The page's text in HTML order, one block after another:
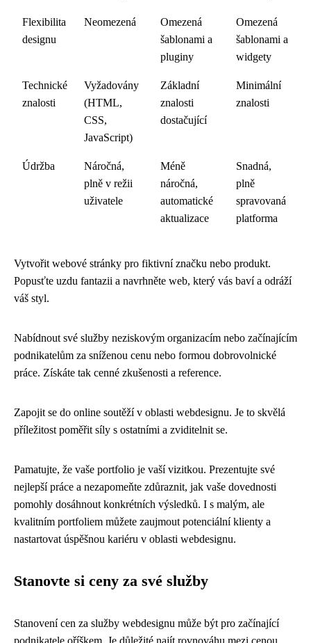
Flexibilita
designu
Neomezená
Omezená
šablonami a
pluginy
Omezená
šablonami a
widgety
Technické
znalosti
Vyžadovány
(HTML,
CSS,
JavaScript)
Základní
znalosti
dostačující
Minimální
znalosti
Údržba
Náročná,
plně v režii
uživatele
Méně
náročná,
automatické
aktualizace
Snadná,
plně
spravovaná
platforma
Vytvořit webové stránky pro fiktivní značku nebo produkt.
Popusťte uzdu fantazii a navrhněte web, který vás baví a odráží
váš styl.
Nabídnout své služby neziskovým organizacím nebo začínajícím
podnikatelům za sníženou cenu nebo formou dobrovolnické
práce. Získáte tak cenné zkušenosti a reference.
Zapojit se do online soutěží v oblasti webdesignu. Je to skvělá
příležitost poměřit síly s ostatními a zviditelnit se.
Pamatujte, že vaše portfolio je vaší vizitkou. Prezentujte své
nejlepší práce a nezapomeňte zdůraznit, jak vaše dovednosti
pomohly dosáhnout konkrétních výsledků. I s malým, ale
kvalitním portfoliem můžete zaujmout potenciální klienty a
nastartovat úspěšnou kariéru v oblasti webdesignu.
Stanovte si ceny za své služby
Stanovení cen za služby webdesignu může být pro začínající
podnikatele oříškem. Je důležité najít rovnováhu mezi cenou,